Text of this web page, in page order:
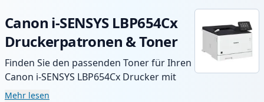
Canon i-SENSYS LBP654Cx
Druckerpatronen & Toner
Finden Sie den passenden Toner für Ihren
Canon i-SENSYS LBP654Cx Drucker mit
unserer Auswahl an kompatiblen und XL-
Mehr lesen